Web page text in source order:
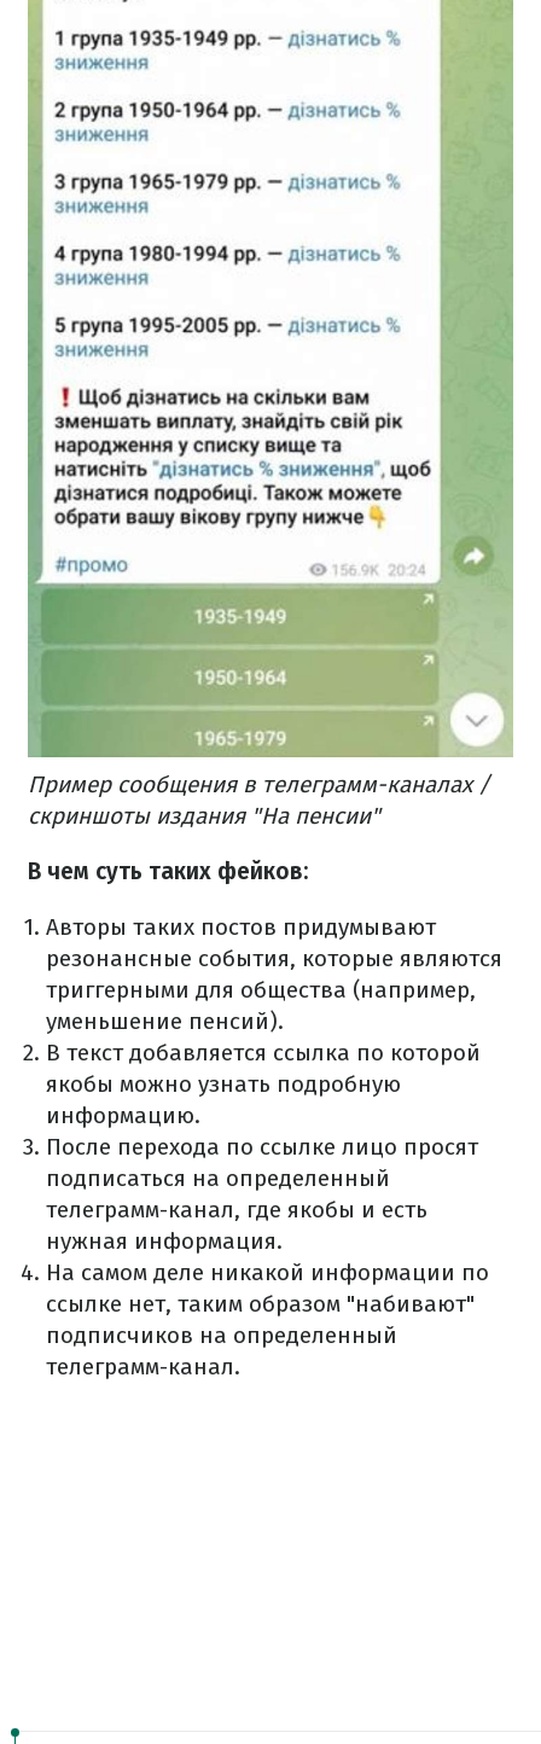
Пример сообщения в телеграмм-каналах /
скриншоты издания "На пенсии"
В чем суть таких фейков:
Авторы таких постов придумывают
резонансные события, которые являются
триггерными для общества (например,
уменьшение пенсий).
В текст добавляется ссылка по которой
якобы можно узнать подробную
информацию.
После перехода по ссылке лицо просят
подписаться на определенный
телеграмм-канал, где якобы и есть
нужная информация.
На самом деле никакой информации по
ссылке нет, таким образом "набивают"
подписчиков на определенный
телеграмм-канал.